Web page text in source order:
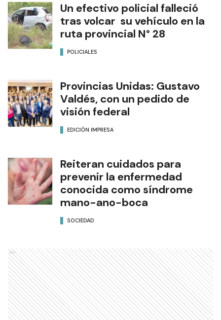
Un efectivo policial falleció
tras volcar su vehículo en la
ruta provincial N° 28
POLICIALES
Provincias Unidas: Gustavo
Valdés, con un pedido de
visión federal
EDICIÓN IMPRESA
Reiteran cuidados para
prevenir la enfermedad
conocida como síndrome
mano-ano-boca
SOCIEDAD
Ads